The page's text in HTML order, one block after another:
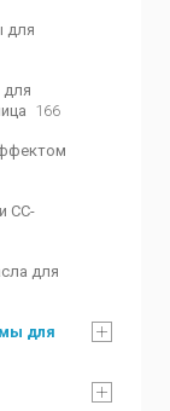
для
166
CC-
для
для